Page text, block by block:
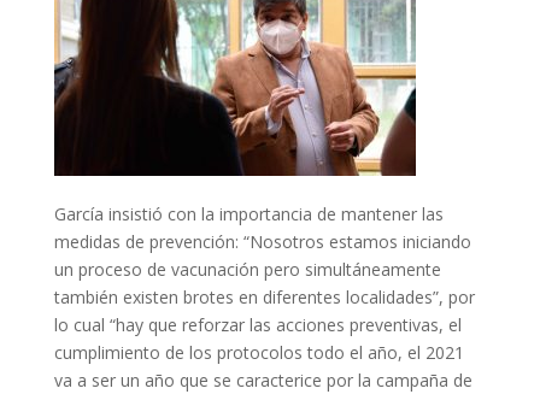
García insistió con la importancia de mantener las
medidas de prevención: “Nosotros estamos iniciando
un proceso de vacunación pero simultáneamente
también existen brotes en diferentes localidades”, por
lo cual “hay que reforzar las acciones preventivas, el
cumplimiento de los protocolos todo el año, el 2021
va a ser un año que se caracterice por la campaña de